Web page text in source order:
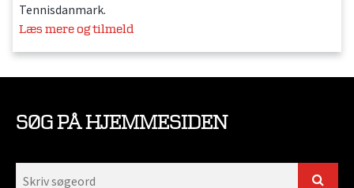
Tennisdanmark.
Læs mere og tilmeld
SØG PÅ HJEMMESIDEN